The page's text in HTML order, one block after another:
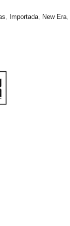
Importada, New Era,